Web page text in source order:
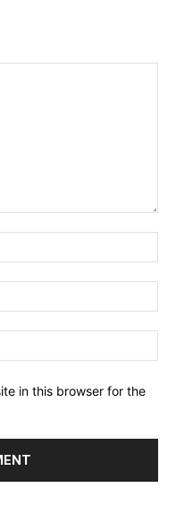
in this browser for the